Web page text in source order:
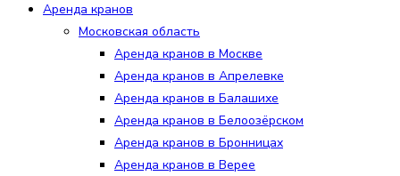
Аренда кранов
Московская область
Аренда кранов в Москве
Аренда кранов в Апрелевке
Аренда кранов в Балашихе
Аренда кранов в Белоозёрском
Аренда кранов в Бронницах
Аренда кранов в Верее